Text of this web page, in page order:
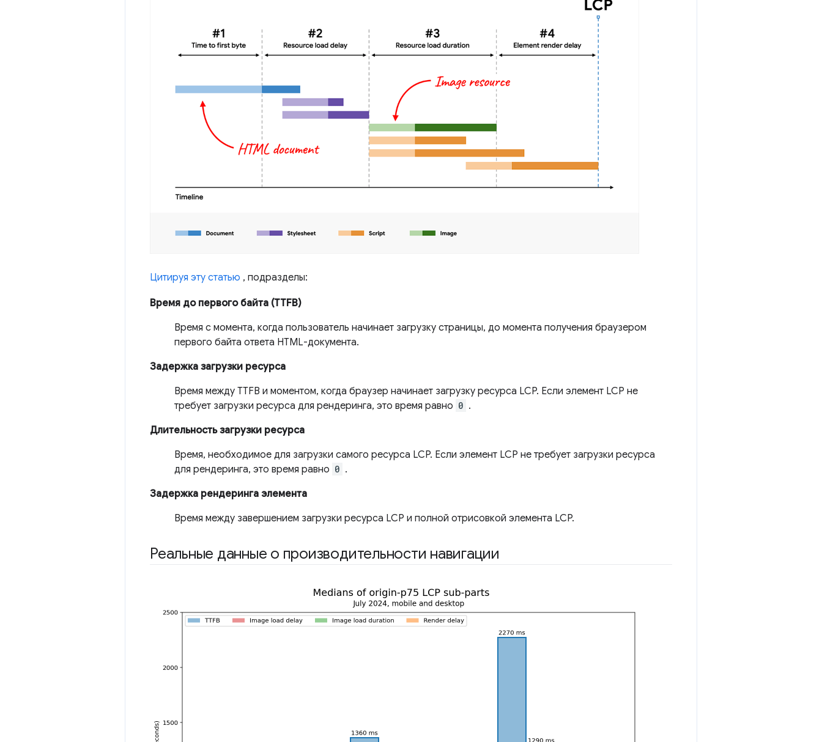
Цитируя эту статью , подразделы:
Время до первого байта (TTFB)
Время с момента, когда пользователь начинает загрузку страницы, до момента получения браузером
первого байта ответа HTML-документа.
Задержка загрузки ресурса
Время между TTFB и моментом, когда браузер начинает загрузку ресурса LCP. Если элемент LCP не
требует загрузки ресурса для рендеринга, это время равно 0 .
Длительность загрузки ресурса
Время, необходимое для загрузки самого ресурса LCP. Если элемент LCP не требует загрузки ресурса
для рендеринга, это время равно 0 .
Задержка рендеринга элемента
Время между завершением загрузки ресурса LCP и полной отрисовкой элемента LCP.
Реальные данные о производительности навигации